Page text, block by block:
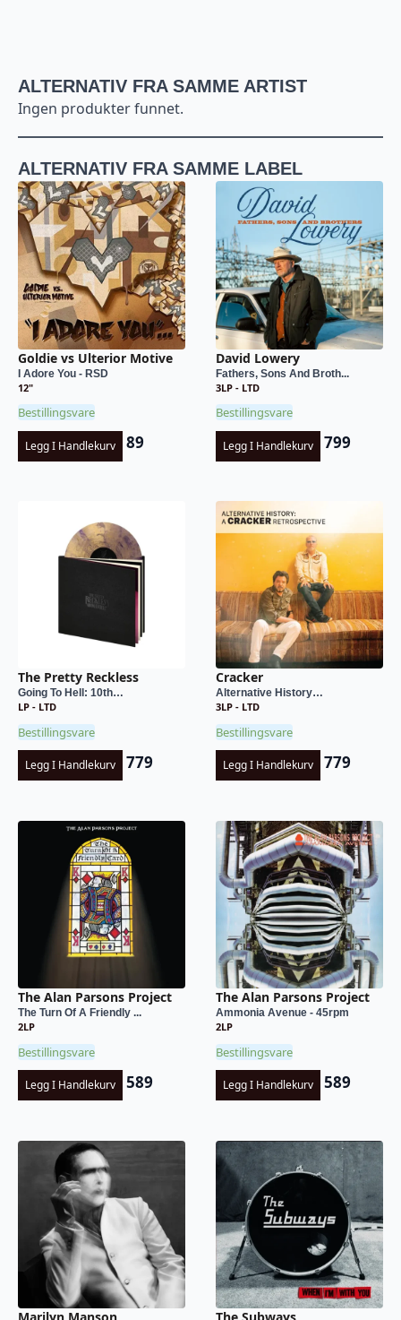
ALTERNATIV FRA SAMME ARTIST
Ingen produkter funnet.
ALTERNATIV FRA SAMME LABEL
Goldie vs Ulterior Motive
I Adore You - RSD
12"
Bestillingsvare
Legg I Handlekurv 89
David Lowery
Fathers, Sons And Broth...
3LP - LTD
Bestillingsvare
Legg I Handlekurv 799
The Pretty Reckless
Going To Hell: 10th…
LP - LTD
Bestillingsvare
Legg I Handlekurv 779
Cracker
Alternative History…
3LP - LTD
Bestillingsvare
Legg I Handlekurv 779
The Alan Parsons Project
The Turn Of A Friendly ...
2LP
Bestillingsvare
Legg I Handlekurv 589
The Alan Parsons Project
Ammonia Avenue - 45rpm
2LP
Bestillingsvare
Legg I Handlekurv 589